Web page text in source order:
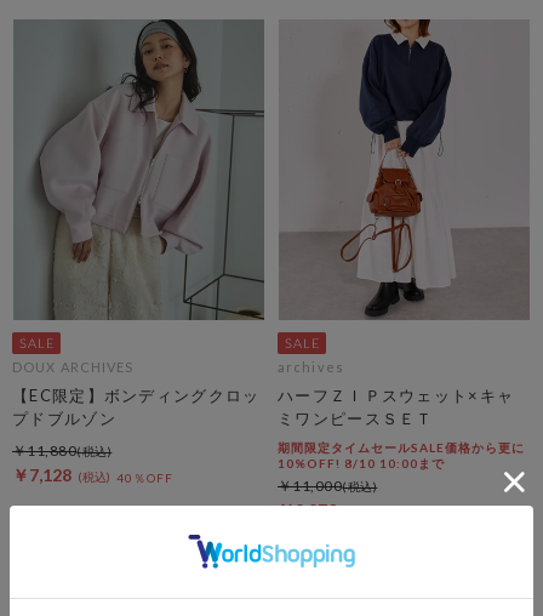
DOUX ARCHIVES
【EC限定】ボンディングクロッ
プドブルゾン
￥7,128 40％OFF
￥11,880
archives
ハーフＺＩＰスウェット×キャ
ミワンピースＳＥＴ
期間限定タイムセールSALE価格から更に
10%OFF! 8/10 10:00まで
￥2,970
￥11,000